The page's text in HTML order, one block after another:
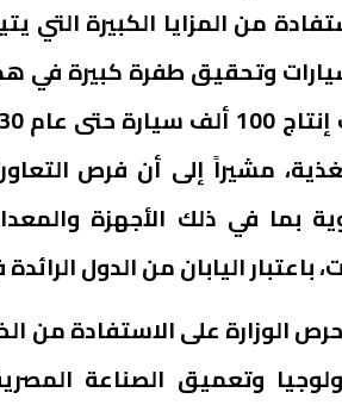
من المزايا الكبيرة التي
وتحقيق طفرة كبيرة في
مشيراً إلى أن فرص
بما في ذلك الأجهزة
باعتبار اليابان من الدول
الوزارة على الاستفادة من
وتعميق الصناعة